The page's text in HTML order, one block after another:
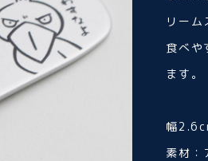
リーム
食べや
ます。
幅
素材：